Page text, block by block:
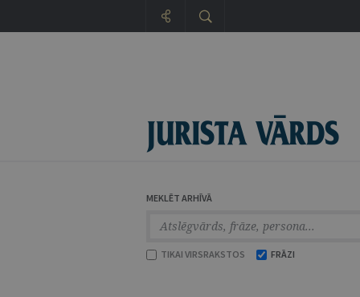
MEKLĒT ARHĪVĀ
TIKAI VIRSRAKSTOS FRĀZI